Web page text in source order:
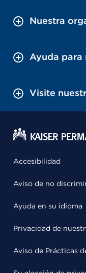
Nuestra
Ayuda para
Visite
Accesibilidad
Aviso de no
Ayuda en su idioma
Privacidad de
Aviso de Prácticas